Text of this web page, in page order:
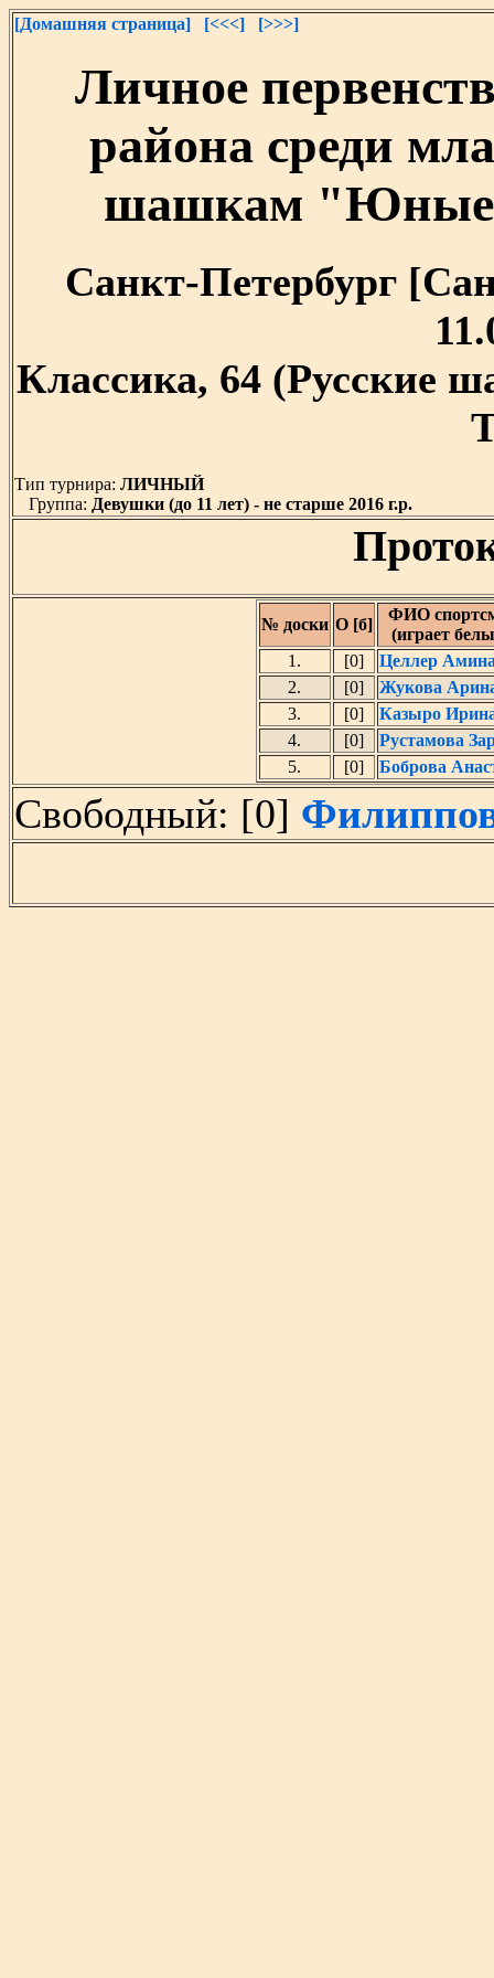
[Домашняя страница] [<<<] [>>>]
Личное
района среди
шашкам "Юные
Санкт-Петербург
Классика, 64 (Русские
Тип турнира: ЛИЧНЫЙ
Группа: Девушки (до 11 лет) - не старше 2016 г.р.
№ доски О [б]
ФИО
(играет
1.
[0]
Целлер
2.
[0]
Жукова
3.
[0]
Казыро
4.
[0]
Рустамова
5.
[0] Боброва
Свободный: [0]